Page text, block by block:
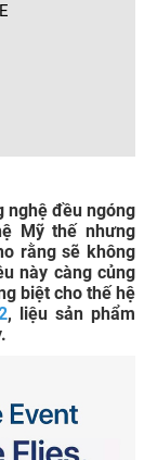
nghệ đều ngóng
Mỹ thế nhưng
rằng sẽ không
này càng củng
biệt cho thế hệ
, liệu sản phẩm